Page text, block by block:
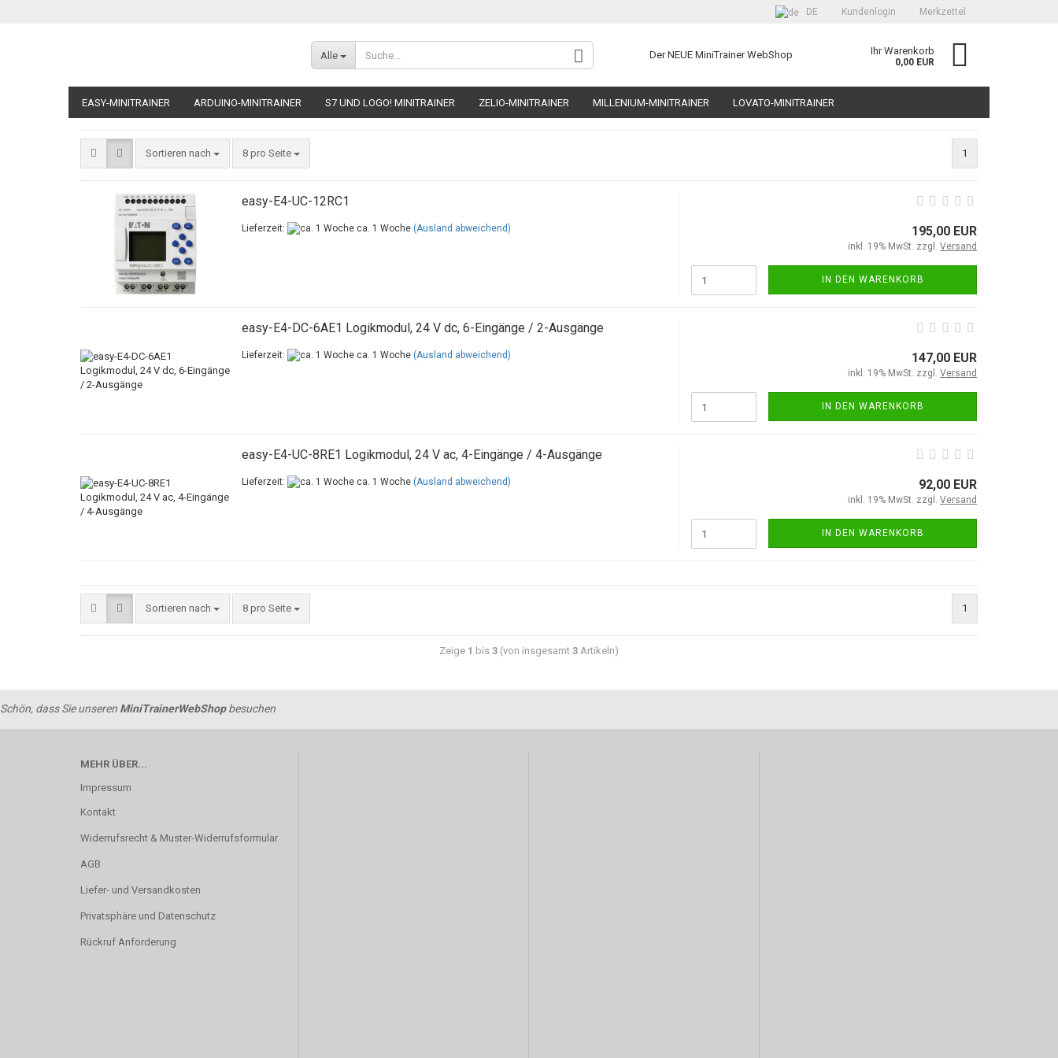
DE
Wohnort
Kundenlogin Merkzettel
Alle Der NEUE MiniTrainer WebShop Ihr Warenkorb
0,00 EUR
EASY-MINITRAINER ARDUINO-MINITRAINER S7 UND LOGO! MINITRAINER ZELIO-MINITRAINER MILLENIUM-MINITRAINER LOVATO-MINITRAINER
MODELLE FÜR ALLE MINITRAINER ZUBEHÖR FÜR ALLE MINITRAINER FISCHERTECHNIK-MINITRAINER AUTOMATION-STARTER-SET FÜR DEN TECHNIKUNTERRICHT
ÜBER UNS
Sortieren nach 8 pro Seite 1
easy-E4-UC-12RC1
Lieferzeit: ca. 1 Woche (Ausland abweichend) 195,00 EUR
inkl. 19% MwSt. zzgl. Versand
IN DEN WARENKORB
easy-E4-DC-6AE1 Logikmodul, 24 V dc, 6-Eingänge / 2-Ausgänge
Lieferzeit: ca. 1 Woche (Ausland abweichend) 147,00 EUR
inkl. 19% MwSt. zzgl. Versand
IN DEN WARENKORB
easy-E4-UC-8RE1 Logikmodul, 24 V ac, 4-Eingänge / 4-Ausgänge
Lieferzeit: ca. 1 Woche (Ausland abweichend) 92,00 EUR
inkl. 19% MwSt. zzgl. Versand
IN DEN WARENKORB
Sortieren nach 8 pro Seite 1
Zeige 1 bis 3 (von insgesamt 3 Artikeln)
Schön, dass Sie unseren MiniTrainerWebShopbesuchen
MEHR ÜBER...
Impressum
Kontakt
Widerrufsrecht & Muster-Widerrufsformular
AGB
Liefer- und Versandkosten
Privatsphäre und Datenschutz
Rückruf Anforderung